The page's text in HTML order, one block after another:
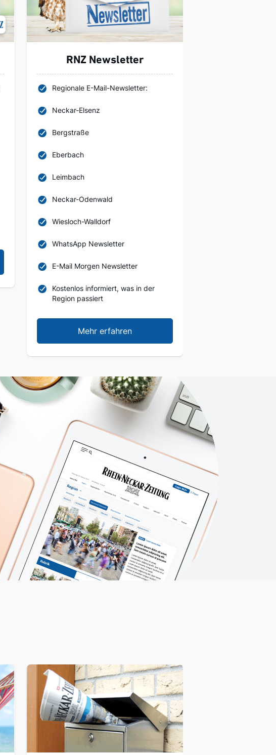
RNZ Newsletter
Regionale E-Mail-Newsletter:
Neckar-Elsenz
Bergstraße
Eberbach
Leimbach
Neckar-Odenwald
Wiesloch-Walldorf
WhatsApp Newsletter
E-Mail Morgen Newsletter
Kostenlos informiert, was in der
Region passiert
Mehr erfahren